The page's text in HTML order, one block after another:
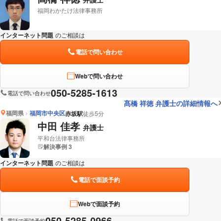
福岡わかたけ法律事務所
インターネット問題 のご相談は
電話で問い合わせ
Webで問い合わせ
電話で問い合わせ050-5285-1613
髙橋 祥徳 弁護士の詳細情報へ
福岡県 福岡市中央区赤坂駅徒歩5分
中田 佳孝 弁護士
平和台法律事務所
解決事例 3
インターネット問題 のご相談は
電話で面談予約
Webで面談予約